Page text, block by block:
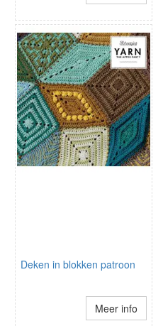
Deken in blokken patroon
Meer info